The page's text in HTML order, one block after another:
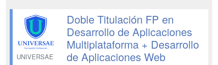
de aplicaciones web y quieres
convertirte en un experto del sect...
UNIVERSAE
Doble Titulación FP en
Desarrollo de Aplicaciones
Multiplataforma + Desarrollo
de Aplicaciones Web